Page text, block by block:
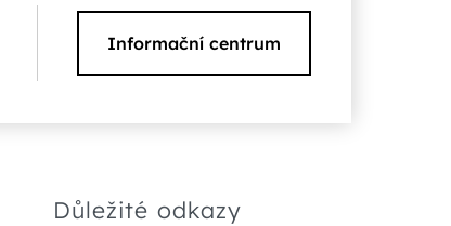
Informační centrum
Důležité odkazy